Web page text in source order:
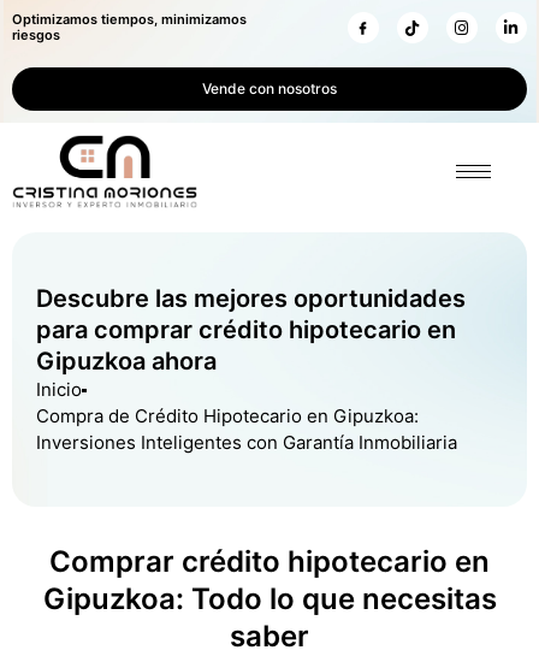
Optimizamos tiempos, minimizamos
riesgos
Vende con nosotros
Descubre las mejores oportunidades
para comprar crédito hipotecario en
Gipuzkoa ahora
Inicio
Compra de Crédito Hipotecario en Gipuzkoa:
Inversiones Inteligentes con Garantía Inmobiliaria
Comprar crédito hipotecario en
Gipuzkoa: Todo lo que necesitas
saber